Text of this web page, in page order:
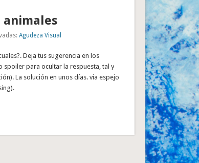
animales
Agudeza Visual
Deja tus sugerencia en los
spoiler para ocultar la respuesta, tal y
La solución en unos días. via espejo